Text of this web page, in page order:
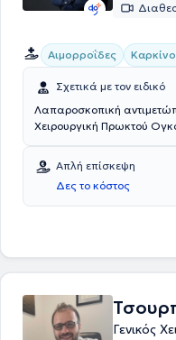
Αιμορροΐδες
Σχετικά με τον ειδικό
Λαπαροσκοπική αντιμετώπιση παθήσεων πεπτικού Παθήσεις
Απλή επίσκεψη
Δες το κόστος
Γενικός